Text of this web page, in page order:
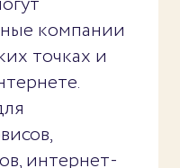
компании
точках и
интернет-